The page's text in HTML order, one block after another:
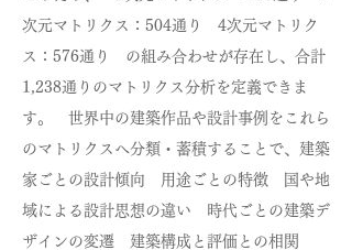
次元マトリクス：504通り 4次元マトリク
ス：576通り の組み合わせが存在し、合計
1,238通りのマトリクス分析を定義できま
す。 世界中の建築作品や設計事例をこれら
のマトリクスへ分類・蓄積することで、建築
家ごとの設計傾向 用途ごとの特徴 国や地
域による設計思想の違い 時代ごとの建築デ
ザインの変遷 建築構成と評価との相関